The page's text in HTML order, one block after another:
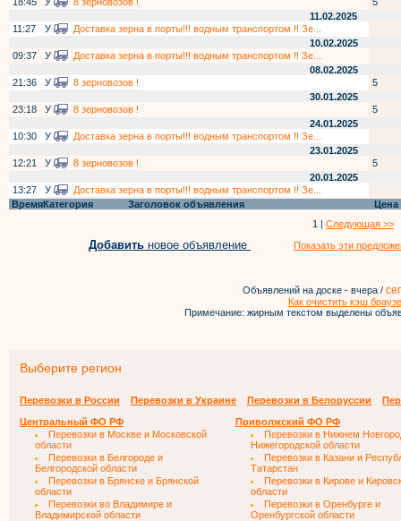
11.02.2025
11:27
У
Доставка зерна в порты!!! водным транспортом !! Зе...
10.02.2025
09:37
У
Доставка зерна в порты!!! водным транспортом !! Зе...
08.02.2025
21:36
У 8 зерновозов !
5
30.01.2025
23:18
У 8 зерновозов !
5
24.01.2025
10:30
У
Доставка зерна в порты!!! водным транспортом !! Зе...
23.01.2025
12:21
У 8 зерновозов !
5
20.01.2025
13:27
У
Доставка зерна в порты!!! водным транспортом !! Зе...
ВремяКатегория Заголовок объявления
Цена
1 | Следующая >>
Добавить новое объявление Показать эти
Объявлений на доске - вчера /
Как очистить кэш
Примечание: жирным текстом выделены
Выберите регион
Перевозки в России Перевозки в Украине Перевозки в Белоруссии
Центральный ФО РФ
Перевозки в Москве и Московской
области
Перевозки в Белгороде и
Белгородской области
Перевозки в Брянске и Брянской
области
Перевозки во Владимире и
Владимирской области
Приволжский ФО РФ
Перевозки в Нижнем
Нижегородской области
Перевозки в Казани и
Татарстан
Перевозки в Кирове и
области
Перевозки в Оренбурге и
Оренбургской области